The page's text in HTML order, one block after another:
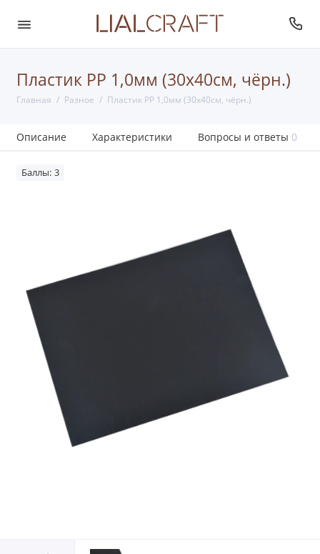
Пластик PP 1,0мм (30х40см, чёрн.)
Главная Разное Пластик PP 1,0мм (30х40см, чёрн.)
Описание Характеристики Вопросы и ответы 0
Баллы: 3